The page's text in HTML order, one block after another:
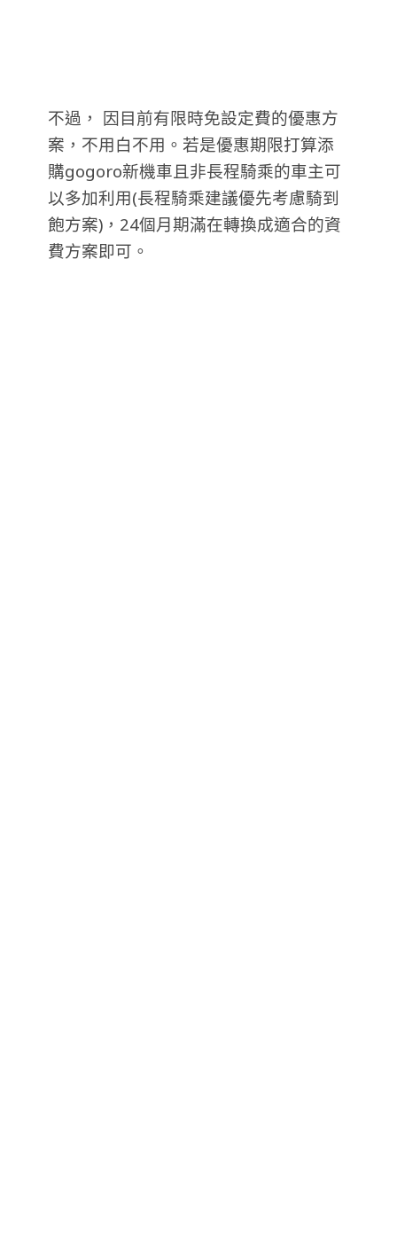
不過， 因目前有限時免設定費的優惠方
案，不用白不用。若是優惠期限打算添
購gogoro新機車且非長程騎乘的車主可
以多加利用(長程騎乘建議優先考慮騎到
飽方案)，24個月期滿在轉換成適合的資
費方案即可。